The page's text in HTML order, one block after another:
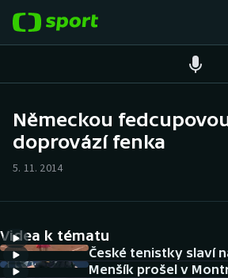
Hokej
Cyklistika
Německou
doprovází fenka
5. 11. 2014
Videa k tématu
České tenistky slaví
Menšík prošel v